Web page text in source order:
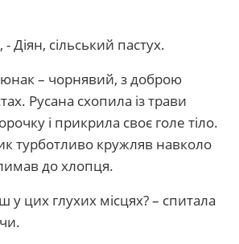
- Діян, сільський пастух.
– чорнявий, з доброю
Русана схопила із трави
і прикрила своє голе тіло.
турботливо кружляв навколо
до хлопця.
цих глухих місцях? – спитала